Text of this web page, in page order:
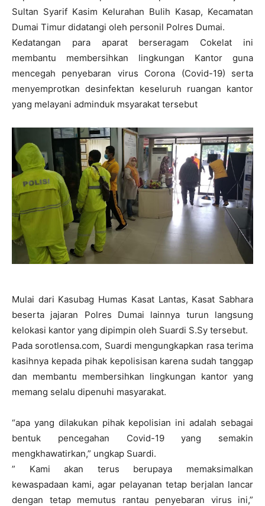
Sultan Syarif Kasim Kelurahan Bulih Kasap, Kecamatan
Dumai Timur didatangi oleh personil Polres Dumai.
Kedatangan para aparat berseragam Cokelat ini
membantu membersihkan lingkungan Kantor guna
mencegah penyebaran virus Corona (Covid-19) serta
menyemprotkan desinfektan keseluruh ruangan kantor
yang melayani adminduk msyarakat tersebut
Mulai dari Kasubag Humas Kasat Lantas, Kasat Sabhara
beserta jajaran Polres Dumai lainnya turun langsung
kelokasi kantor yang dipimpin oleh Suardi S.Sy tersebut.
Pada sorotlensa.com, Suardi mengungkapkan rasa terima
kasihnya kepada pihak kepolisisan karena sudah tanggap
dan membantu membersihkan lingkungan kantor yang
memang selalu dipenuhi masyarakat.
“apa yang dilakukan pihak kepolisian ini adalah sebagai
bentuk pencegahan Covid-19 yang semakin
mengkhawatirkan,” ungkap Suardi.
” Kami akan terus berupaya memaksimalkan
kewaspadaan kami, agar pelayanan tetap berjalan lancar
dengan tetap memutus rantau penyebaran virus ini,”